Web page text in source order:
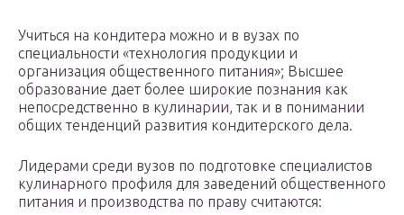
Учиться на кондитера можно и в вузах по
специальности «технология продукции и
организация общественного питания»; Высшее
образование дает более широкие познания как
непосредственно в кулинарии, так и в понимании
общих тенденций развития кондитерского дела.
Лидерами среди вузов по подготовке специалистов
кулинарного профиля для заведений общественного
питания и производства по праву считаются: